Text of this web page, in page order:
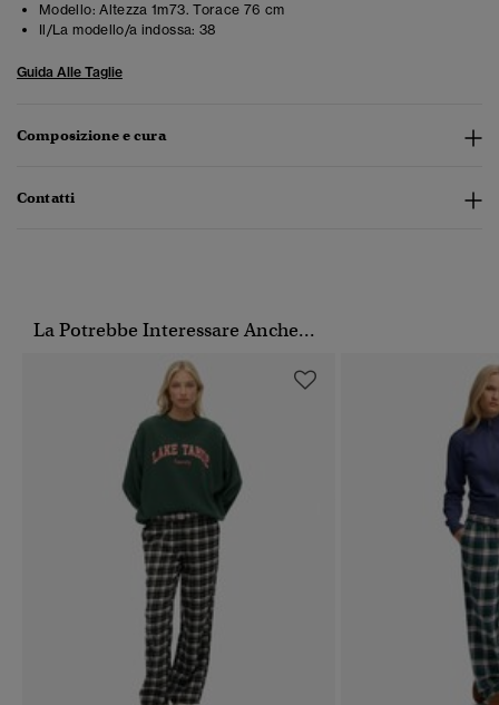
Modello: Altezza 1m73. Torace 76 cm
Il/La modello/a indossa: 38
Guida Alle Taglie
Composizione e cura
Contatti
La Potrebbe Interessare Anche...